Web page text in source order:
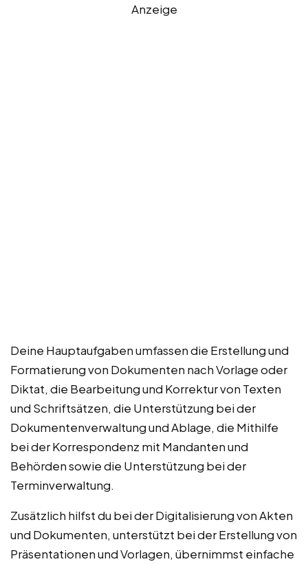
Anzeige
Deine Hauptaufgaben umfassen die Erstellung und
Formatierung von Dokumenten nach Vorlage oder
Diktat, die Bearbeitung und Korrektur von Texten
und Schriftsätzen, die Unterstützung bei der
Dokumentenverwaltung und Ablage, die Mithilfe
bei der Korrespondenz mit Mandanten und
Behörden sowie die Unterstützung bei der
Terminverwaltung.
Zusätzlich hilfst du bei der Digitalisierung von Akten
und Dokumenten, unterstützt bei der Erstellung von
Präsentationen und Vorlagen, übernimmst einfache